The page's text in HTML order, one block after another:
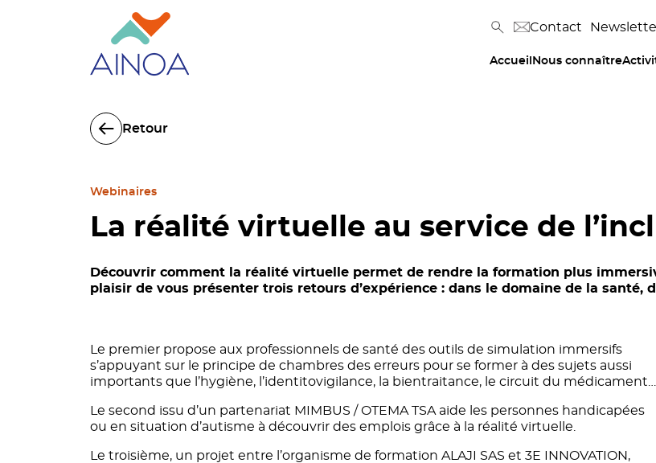
Contact
Accueil Nous connaître
Retour
Webinaires
La réalité virtuelle au service de
Découvrir comment la réalité virtuelle permet de rendre la formation plus
plaisir de vous présenter trois retours d’expérience : dans le domaine de la santé,
Le premier propose aux professionnels de santé des outils de simulation immersifs
s’appuyant sur le principe de chambres des erreurs pour se former à des sujets aussi
importants que l’hygiène, l’identitovigilance, la bientraitance, le circuit du médicament…
Le second issu d’un partenariat MIMBUS / OTEMA TSA aide les personnes handicapées
ou en situation d’autisme à découvrir des emplois grâce à la réalité virtuelle.
Le troisième, un projet entre l’organisme de formation ALAJI SAS et 3E INNOVATION,